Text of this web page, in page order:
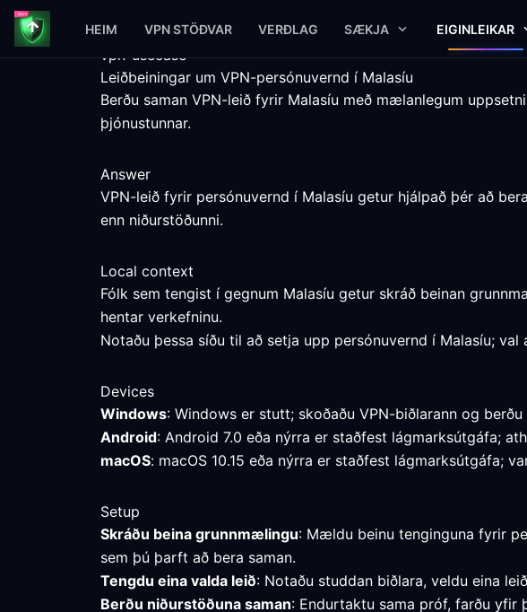
HEIM VPN STÖÐVAR VERÐLAG SÆKJA EIGINLEIKAR
vpn-usecase
Leiðbeiningar um VPN-persónuvernd í Malasíu
Berðu saman VPN-leið fyrir Malasíu með mælanlegum
þjónustunnar.
Answer
VPN-leið fyrir persónuvernd í Malasíu getur hjálpað þér að
enn niðurstöðunni.
Local context
Fólk sem tengist í gegnum Malasíu getur skráð beinan
hentar verkefninu.
Notaðu þessa síðu til að setja upp persónuvernd í Malasíu;
Devices
Windows: Windows er stutt; skoðaðu VPN-biðlarann og
Android: Android 7.0 eða nýrra er staðfest lágmarksútgáfa;
macOS: macOS 10.15 eða nýrra er staðfest lágmarksútgáfa;
Setup
Skráðu beina grunnmælingu: Mældu beinu tenginguna fyrir
sem þú þarft að bera saman.
Tengdu eina valda leið: Notaðu studdan biðlara, veldu eina
Berðu niðurstöðuna saman: Endurtaktu sama próf, farðu yfir